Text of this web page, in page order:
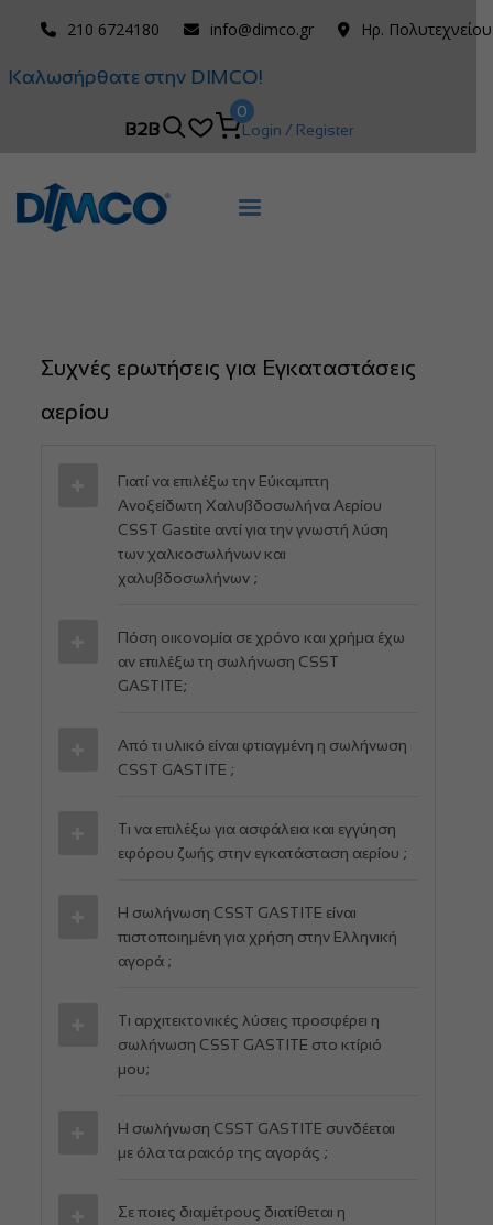
210 6724180 info@dimco.gr Ηρ.
Καλωσήρθατε στην DIMCO!
B2B
0
Login / Register
Συχνές ερωτήσεις για Εγκαταστάσεις
αερίου
Γιατί να επιλέξω την Εύκαμπτη
Ανοξείδωτη Χαλυβδοσωλήνα Αερίου
CSST Gastite αντί για την γνωστή λύση
των χαλκοσωλήνων και
χαλυβδοσωλήνων ;
Πόση οικονομία σε χρόνο και χρήμα έχω
αν επιλέξω τη σωλήνωση CSST
GASTITE;
Από τι υλικό είναι φτιαγμένη η σωλήνωση
CSST GASTITE ;
Τι να επιλέξω για ασφάλεια και εγγύηση
εφόρου ζωής στην εγκατάσταση αερίου ;
Η σωλήνωση CSST GASTITE είναι
πιστοποιημένη για χρήση στην Ελληνική
αγορά ;
Τι αρχιτεκτονικές λύσεις προσφέρει η
σωλήνωση CSST GASTITE στο κτίριό
μου;
Η σωλήνωση CSST GASTITE συνδέεται
με όλα τα ρακόρ της αγοράς ;
Σε ποιες διαμέτρους διατίθεται η